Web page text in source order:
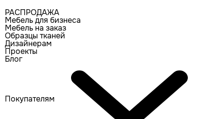
РАСПРОДАЖА
Мебель для бизнеса
Мебель на заказ
Образцы тканей
Дизайнерам
Проекты
Блог
Покупателям